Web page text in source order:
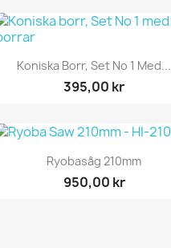
Snabbvy
Koniska Borr, Set No 1 Med...
395,00 kr
Snabbvy
Ryobasåg 210mm
950,00 kr